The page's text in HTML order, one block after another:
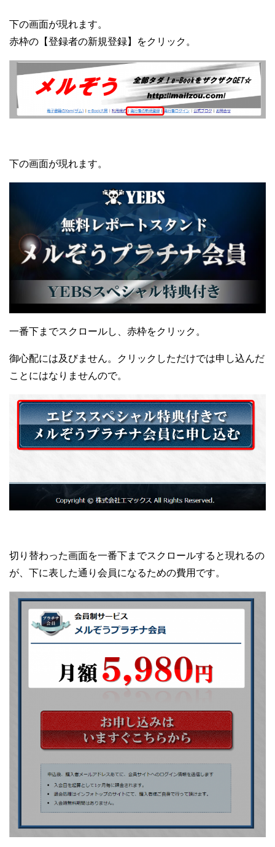
下の画面が現れます。
赤枠の【登録者の新規登録】をクリック。
下の画面が現れます。
一番下までスクロールし、赤枠をクリック。
御心配には及びません。クリックしただけでは申し込んだ
ことにはなりませんので。
切り替わった画面を一番下までスクロールすると現れるの
が、下に表した通り会員になるための費用です。